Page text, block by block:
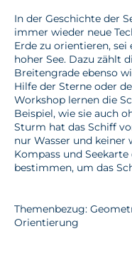
In der Geschichte der
immer wieder neue
Erde zu orientieren, sei
hoher See. Dazu zählt
Breitengrade ebenso
Hilfe der Sterne oder
Workshop lernen die
Beispiel, wie sie auch
Sturm hat das Schiff
nur Wasser und
Kompass und
bestimmen, um das
Themenbezug:
Orientierung